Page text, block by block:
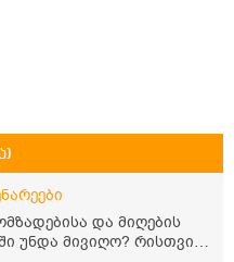
და მიღების
უნდა მივიღო? რისთვის